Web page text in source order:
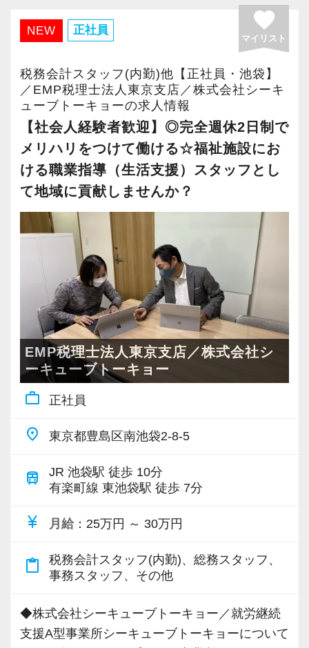
フリーアドレスを採用しているため、毎日違う
席で業務を行う形になります。
席にはバランスボールもあるので体幹を鍛えた
い方は自由に使ってもらってます。
ロボットができる仕事はロボットに作業を。と
いうことで、RPAを導入し、人間が行わなくて
良い業務はロボットが作業をするように進めて
いる最中です。
【顧問先拡大に伴う、増員採用です！】
ご支援。
その経験により、会計のみならず人事から開業
支援までトータルでサポートできるノウハウを
蓄積してきました。
独特の特徴やニーズがどこにあるかもわかって
いるため、獣医のお客様からすると安心してな
んでも話せる相談相手となっています。
動物病院の業界に精通し、きめ細かな支援がで
きる。その評判がご紹介につながり、着実に顧
問先は拡大しています。
今回も、それに対応するべく行われる増員募集
【ノウハウをしっかり共有します！】
ノウハウなどは、今のスタッフと共に事務所の
それらを吸収し、応用することで安心感高く業
もちろん税務のプロとしてなら代表や税理士
に、動物病院の業界知識なら先輩たちにいつで
NEW 正社員 favorite
マイリスト
税務会計スタッフ(内勤)他【正社員・池袋】
／EMP税理士法人東京支店／株式会社シーキ
ューブトーキョーの求人情報
【社会人経験者歓迎】◎完全週休2日制で
メリハリをつけて働ける☆福祉施設にお
ける職業指導（生活支援）スタッフとし
て地域に貢献しませんか？
EMP税理士法人東京支店／株式会社シ
ーキューブトーキョー
work_outline 正社員
place 東京都豊島区南池袋2-8-5
train
JR 池袋駅 徒歩 10分
有楽町線 東池袋駅 徒歩 7分
currency_yen 月給 ：25万円 ～ 30万円
content_paste
税務会計スタッフ(内勤)、総務スタッフ、
事務スタッフ、その他
◆株式会社シーキューブトーキョー／就労継続
支援A型事業所シーキューブトーキョーについて